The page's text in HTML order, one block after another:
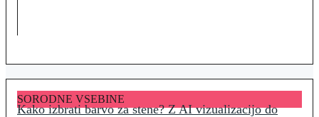
SORODNE VSEBINE
Kako izbrati barvo za stene? Z AI vizualizacijo do